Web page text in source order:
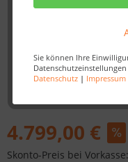
Sie können Ihre
Datenschutz| Impressum
4.799,00 €
Skonto-Preis bei